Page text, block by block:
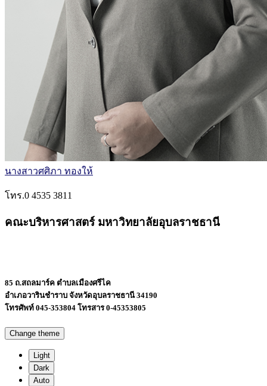
นางสาวศศิภา ทองให้
โทร.0 4535 3811
คณะบริหารศาสตร์ มหาวิทยาลัยอุบลราชธานี
85 ถ.สถลมาร์ค ตำบลเมืองศรีไค
อำเภอวารินชำราบ จังหวัดอุบลราชธานี 34190
โทรศัพท์ 045-353804 โทรสาร 0-45353805
Change theme
Light
Dark
Auto